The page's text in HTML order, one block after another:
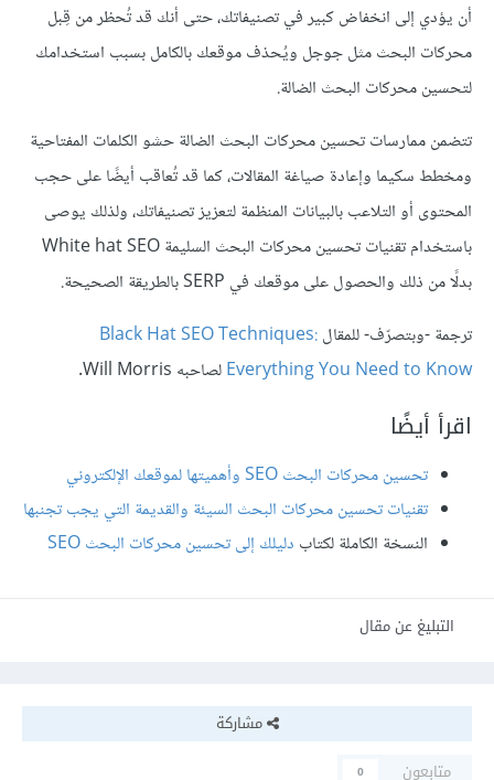
أن يؤدي إلى انخفاض كبير في تصنيفاتك، حتى أنك قد تُحظر من قِبل
محركات البحث مثل جوجل ويُحذف موقعك بالكامل بسبب استخدامك
لتحسين محركات البحث الضالة.
تتضمن ممارسات تحسين محركات البحث الضالة حشو الكلمات المفتاحية
ومخطط سكيما وإعادة صياغة المقالات، كما قد تُعاقب أيضًا على حجب
المحتوى أو التلاعب بالبيانات المنظمة لتعزيز تصنيفاتك، ولذلك يوصى
باستخدام تقنيات تحسين محركات البحث السليمة White hat SEO
بدلًا من ذلك والحصول على موقعك في SERP بالطريقة الصحيحة.
ترجمة -وبتصرّف- للمقالBlack Hat SEO Techniques:
Everything You Need to Knowلصاحبه Will Morris.
اقرأ أيضًا
تحسين محركات البحث SEO وأهميتها لموقعك الإلكتروني
تقنيات تحسين محركات البحث السيئة والقديمة التي يجب تجنبها
النسخة الكاملة لكتاب دليلك إلى تحسين محركات البحث SEO
التبليغ عن مقال
مشاركة
متابعون
0